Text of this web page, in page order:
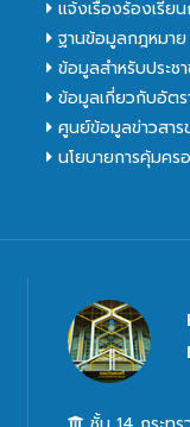
แจ้งเรื่องร้องเรีย
ฐานข้อมูลกฎหมาย
ข้อมูลสำหรับประช
ข้อมูลเกี่ยวกับอัตร
ศูนย์ข้อมูลข่าวสา
นโยบายการคุ้มค